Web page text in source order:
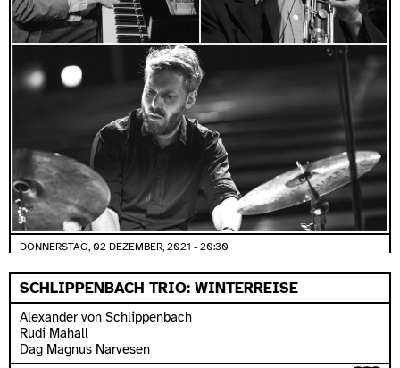
DONNERSTAG, 02 DEZEMBER, 2021 - 20:30
SCHLIPPENBACH TRIO: WINTERREISE
Alexander von Schlippenbach
Rudi Mahall
Dag Magnus Narvesen